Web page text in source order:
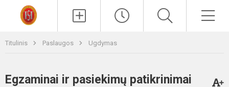
Titulinis Paslaugos Ugdymas
Egzaminai ir pasiekimų patikrinimai